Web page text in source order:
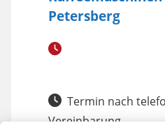
Petersberg
Termin nach
Vereinbarung